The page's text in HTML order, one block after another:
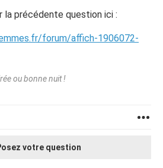
la précédente question ici :
forum/affich-1906072-
ou bonne nuit !
votre question